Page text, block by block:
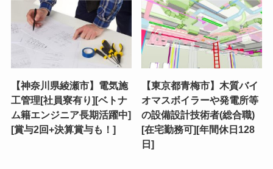
【神奈川県綾瀬市】電気施
工管理[社員寮有り][ベトナ
ム籍エンジニア長期活躍中]
[賞与2回+決算賞与も！]
【東京都青梅市】木質バイ
オマスボイラーや発電所等
の設備設計技術者(総合職)
[在宅勤務可][年間休日128
日]